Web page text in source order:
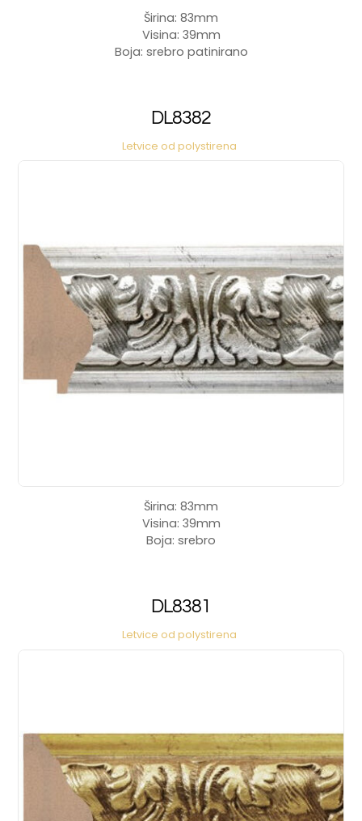
Širina: 83mm
Visina: 39mm
Boja: srebro patinirano
DL8382
Letvice od polystirena
Širina: 83mm
Visina: 39mm
Boja: srebro
DL8381
Letvice od polystirena